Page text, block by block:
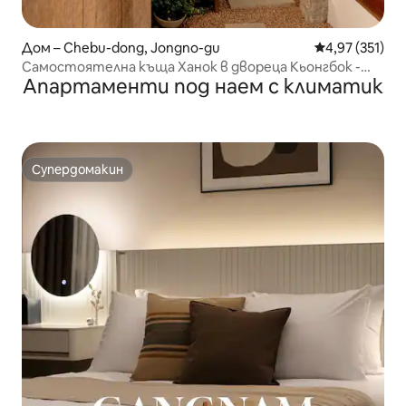
Дом – Chebu-dong, Jongno-gu Средна
4,97 (351)
Самостоятелна къща Ханок в двореца Кьонгбок -
Private Hanok House at Gyeongbokgung
Апартаменти под наем с климатик
Супердомакин
Супердомакин